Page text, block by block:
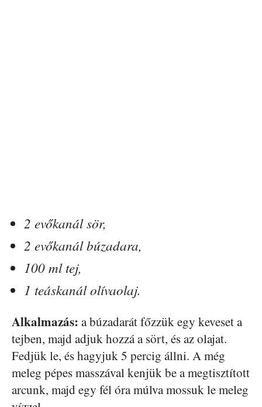
2 evőkanál sör,
2 evőkanál búzadara,
100 ml tej,
1 teáskanál olívaolaj.
Alkalmazás: a búzadarát főzzük egy keveset a
tejben, majd adjuk hozzá a sört, és az olajat.
Fedjük le, és hagyjuk 5 percig állni. A még
meleg pépes masszával kenjük be a megtisztított
arcunk, majd egy fél óra múlva mossuk le meleg